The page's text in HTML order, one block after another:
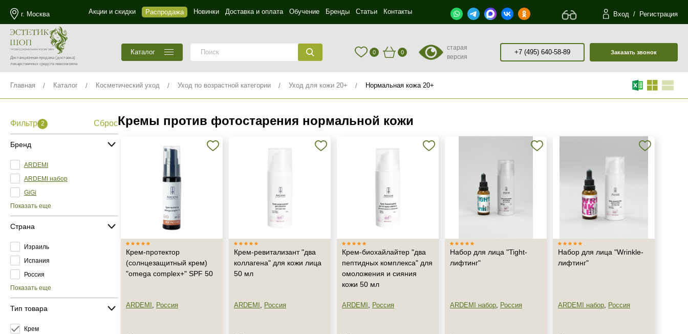
г. Москва Акции и скидки Распродажа Новинки Доставка и оплата Обучение Бренды Статьи Контакты Вход / Регистрация
Дистанционная продажа(доставка)
лекарственных средств невозможна
Каталог 0 0
старая
версия
+7 (495) 640-58-89 Заказать звонок
Главная Каталог Косметический уход Уход по возрастной категории Уход для кожи 20+ Нормальная кожа 20+
Фильтр 2 Сброс
Бренд
ARDEMI
ARDEMI набор
GiGi
Показать еще
Страна
Израиль
Испания
Россия
Показать еще
Тип товара
Крем
Кремы против фотостарения нормальной кожи
Крем-протектор
(солнцезащитный крем)
"omega complex+" SPF 50
ARDEMI , Россия
Крем-ревитализант "два
коллагена" для кожи лица
50 мл
ARDEMI , Россия
Крем-биохайлайтер "два
пептидных комплекса" для
омоложения и сияния
кожи 50 мл
ARDEMI , Россия
Набор для лица "Tight-
лифтинг"
ARDEMI набор, Россия
Набор для лица "Wrinkle-
лифтинг"
ARDEMI набор, Россия